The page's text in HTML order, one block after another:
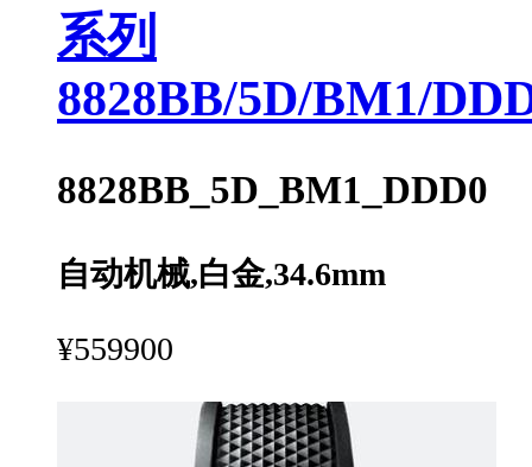
系列
8828BB/5D/BM1/
8828BB_5D_BM1_DDD0
自动机械,白金,34.6mm
¥559900